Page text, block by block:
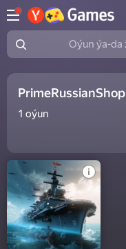
Oýun ýa-da žanny tap
РrimeRussianShop
1 oýun